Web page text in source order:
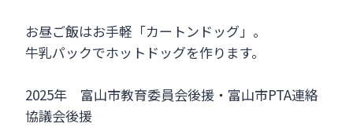
お昼ご飯はお手軽「カートンドッグ」。
牛乳パックでホットドッグを作ります。
2025年 富山市教育委員会後援・富山市PTA連絡
協議会後援